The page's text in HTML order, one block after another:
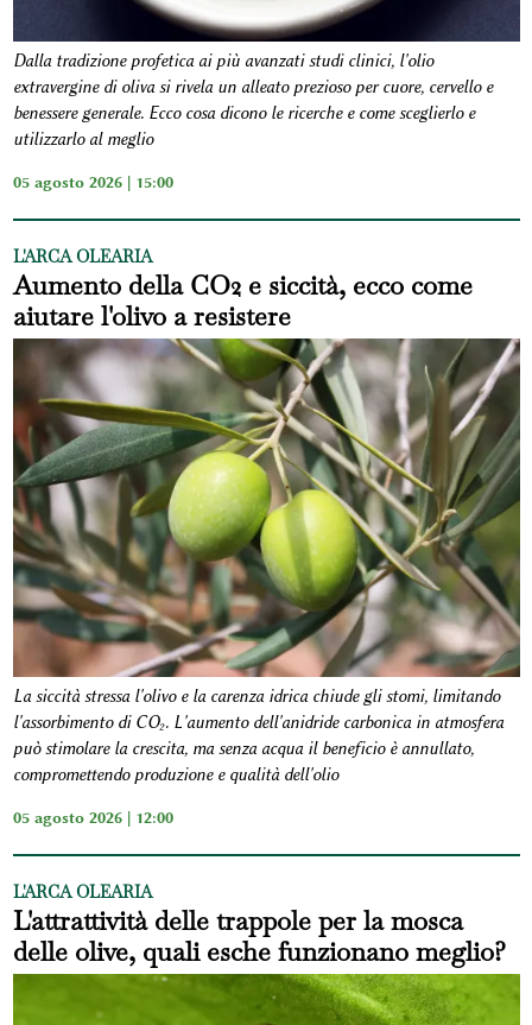
Dalla tradizione profetica ai più avanzati studi clinici, l'olio
extravergine di oliva si rivela un alleato prezioso per cuore, cervello e
benessere generale. Ecco cosa dicono le ricerche e come sceglierlo e
utilizzarlo al meglio
05 agosto 2026 | 15:00
L'ARCA OLEARIA
Aumento della CO2 e siccità, ecco come
aiutare l'olivo a resistere
La siccità stressa l'olivo e la carenza idrica chiude gli stomi, limitando
l'assorbimento di CO₂. L'aumento dell'anidride carbonica in atmosfera
può stimolare la crescita, ma senza acqua il beneficio è annullato,
compromettendo produzione e qualità dell'olio
05 agosto 2026 | 12:00
L'ARCA OLEARIA
L'attrattività delle trappole per la mosca
delle olive, quali esche funzionano meglio?